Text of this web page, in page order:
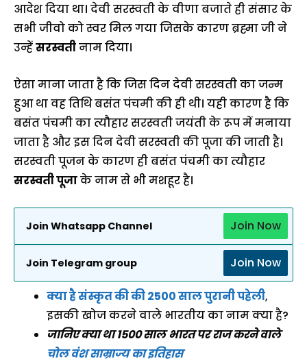
आदेश दिया था। देवी सरस्वती के वीणा बजाते ही संसार के
सभी जीवो को स्वर मिल गया जिसके कारण ब्रह्मा जी ने
उन्हेंसरस्वतीनाम दिया।
ऐसा माना जाता है कि जिस दिन देवी सरस्वती का जन्म
हुआ था वह तिथि बसंत पंचमी की ही थी। यही कारण है कि
बसंत पंचमी का त्यौहार सरस्वती जयंती के रूप में मनाया
जाता है और इस दिन देवी सरस्वती की पूजा की जाती है।
सरस्वती पूजन के कारण ही बसंत पंचमी का त्यौहार
सरस्वती पूजाके नाम से भी मशहूर है।
Join Whatsapp Channel Join Now
Join Telegram group Join Now
क्या है संस्कृत की की 2500 साल पुरानी पहेली,
इसकी खोज करने वाले भारतीय का नाम क्या है?
जानिए क्या था1500 साल भारत पर राज करने वाले
चोल वंशसाम्राज्य का इतिहास